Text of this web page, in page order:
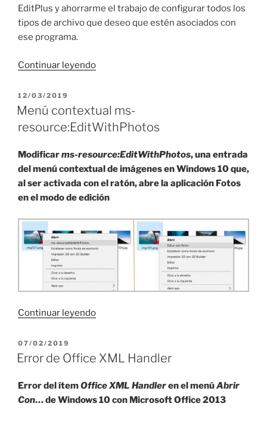
EditPlus y ahorrarme el trabajo de configurar todos los
tipos de archivo que deseo que estén asociados con
ese programa.
Continuar leyendo«Reemplazar
Notas
por
editor»
PUBLICADO
EL
12/03/2019
Menú contextual ms-
resource:EditWithPhotos
Modificarms-resource:EditWithPhotos, una entrada
del menú contextual de imágenes en Windows 10 que,
al ser activada con el ratón, abre la aplicación Fotos
en el modo de edición
Continuar leyendo«Menú
resource:EditWithPhotos»
PUBLICADO
EL
07/02/2019
Error de Office XML Handler
Error del ítemOffice XML Handleren el menúAbrir
Con… de Windows 10 con Microsoft Office 2013